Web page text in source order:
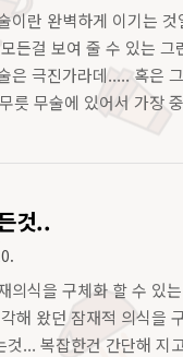
이란 완벽하게 이기는
든걸 보여 줄 수 있는
은 극진가라데..... 혹은
릇 무술에 있어서 가장
것..
의식을 구체화 할 수 있
해 왔던 잠재적 의식을
것... 복잡한건 간단해 지